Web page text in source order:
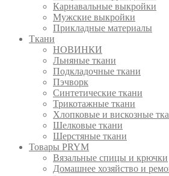
Карнавальные выкройки
Мужские выкройки
Прикладные материалы
Ткани
НОВИНКИ
Льняные ткани
Подкладочные ткани
Пэчворк
Синтетические ткани
Трикотажные ткани
Хлопковые и вискозные
Шелковые ткани
Шерстяные ткани
Товары PRYM
Вязальные спицы и крючки
Домашнее хозяйство и